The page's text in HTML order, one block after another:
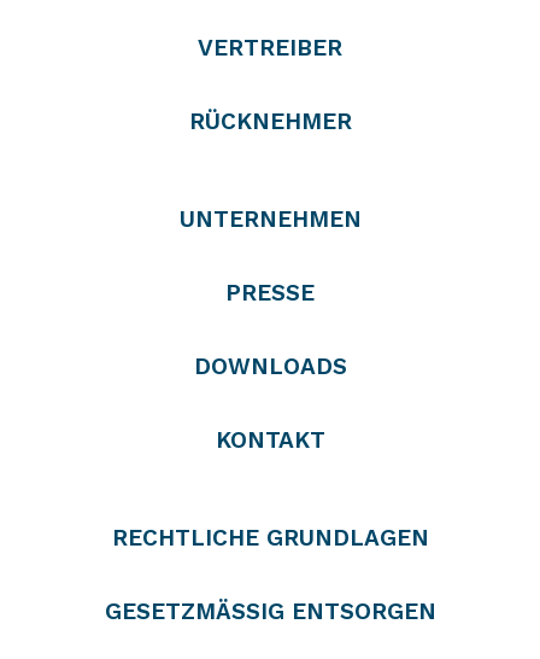
VERTREIBER
RÜCKNEHMER
UNTERNEHMEN
PRESSE
DOWNLOADS
KONTAKT
RECHTLICHE GRUNDLAGEN
GESETZMÄSSIG ENTSORGEN